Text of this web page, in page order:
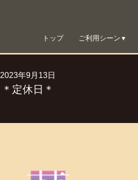
トップ ご利用シーン ▼
2023年9月13日
＊定休日＊